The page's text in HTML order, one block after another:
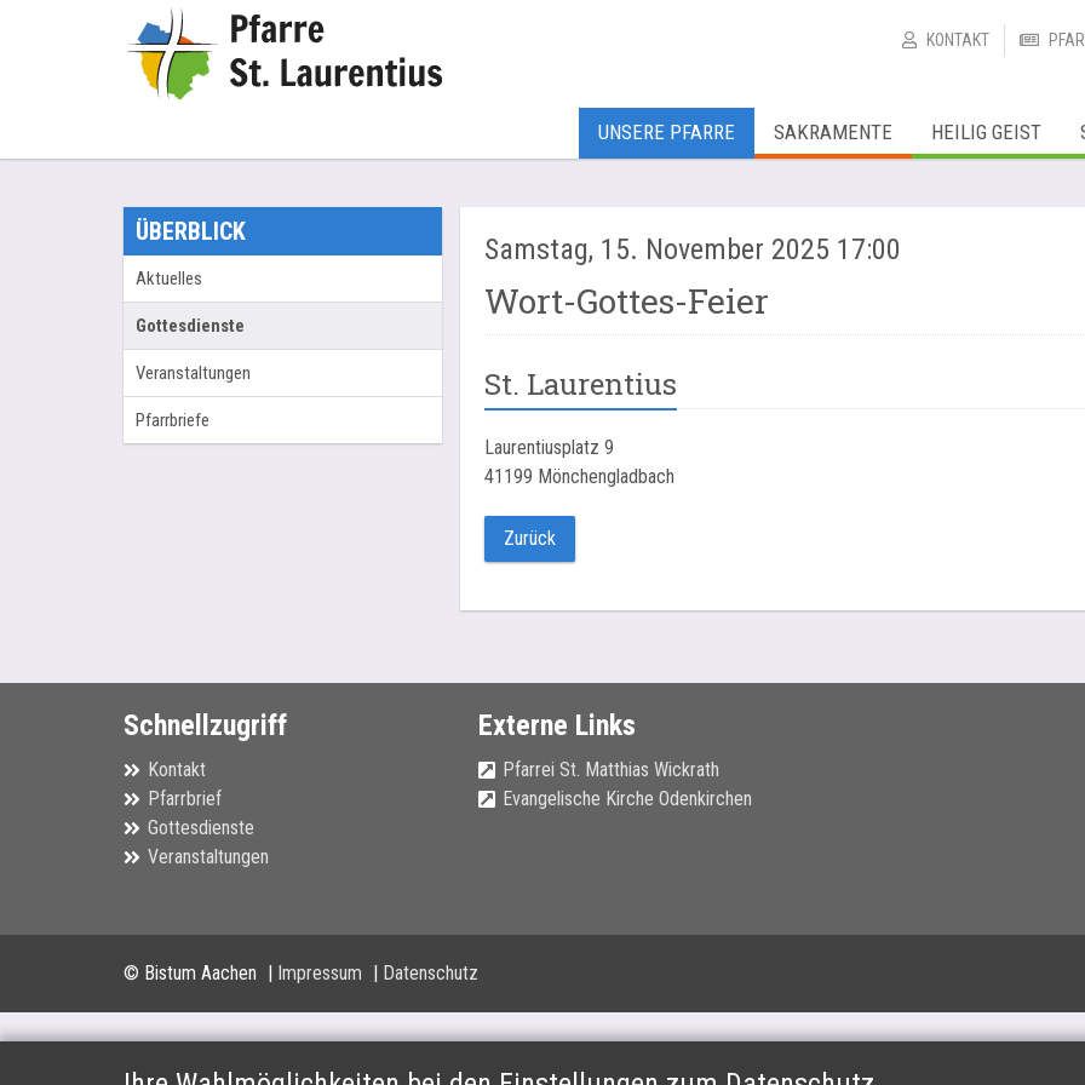
KONTAKT
UNSERE PFARRE SAKRAMENTE HEILIG GEIST
Wort-Gottes-Feier
Samstag, 15. November 2025 17:00
St. Laurentius
Laurentiusplatz 9
41199 Mönchengladbach
Zurück
ÜBERBLICK
Aktuelles
Gottesdienste
Veranstaltungen
Pfarrbriefe
Schnellzugriff
Kontakt
Pfarrbrief
Gottesdienste
Veranstaltungen
Externe Links
Pfarrei St. Matthias Wickrath
Evangelische Kirche Odenkirchen
© Bistum Aachen Impressum Datenschutz